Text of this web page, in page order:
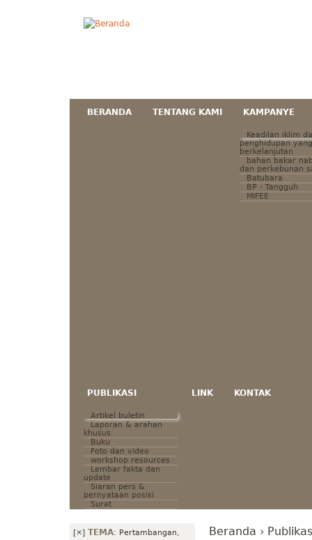
BERANDA TENTANG KAMI KAMPANYE
Keadilan iklim
penghidupan yang
berkelanjutan
bahan bakar
dan perkebunan
Batubara
BP - Tangguh
MIFEE
PUBLIKASI
Artikel buletin
Laporan & arahan
khusus
Buku
Foto dan video
workshop resources
Lembar fakta dan
update
Siaran pers &
pernyataan posisi
Surat
LINK KONTAK
[×] TEMA: Pertambangan,
Beranda ›